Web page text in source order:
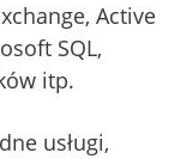
Active
SQL,
itp.
usługi,